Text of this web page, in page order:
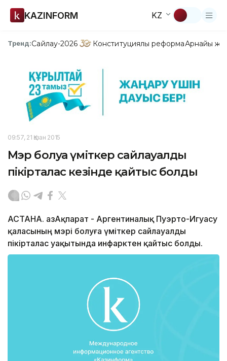
KAZINFORM KZ
Тренд:Сайлау-2026 Конституциялық реформаАрнайы
09:57, 21 Қазан 2015
Мэр болуға үміткер сайлауалды
пікірталас кезінде қайтыс болды
АСТАНА. ҚазАқпарат - Аргентиналық Пуэрто-Игуасу
қаласының мэрі болуға үміткер сайлауалды
пікірталас уақытында инфарктен қайтыс болды.